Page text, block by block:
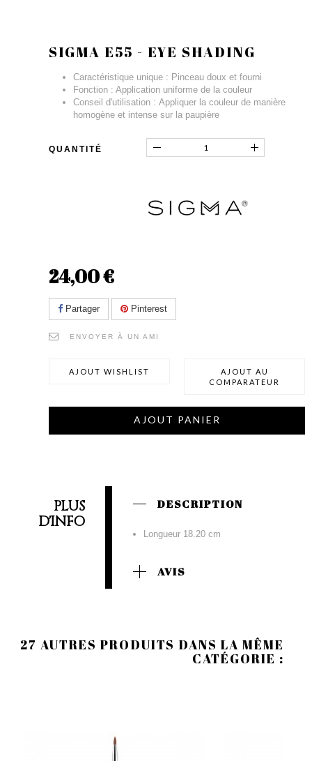
SIGMA E55 - EYE SHADING
Caractéristique unique : Pinceau doux et fourni
Fonction : Application uniforme de la couleur
Conseil d'utilisation : Appliquer la couleur de manière
homogène et intense sur la paupière
QUANTITÉ
24,00 €
Partager Pinterest
ENVOYER À UN AMI
AJOUT WISHLIST
AJOUT AU
COMPARATEUR
AJOUT PANIER
PLUS
D'INFO
DESCRIPTION
Longueur 18.20 cm
AVIS
27 AUTRES PRODUITS DANS LA MÊME
CATÉGORIE :